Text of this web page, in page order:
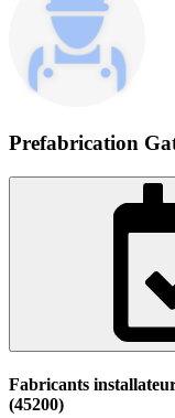
Prefabrication
Fabricants
(45200)